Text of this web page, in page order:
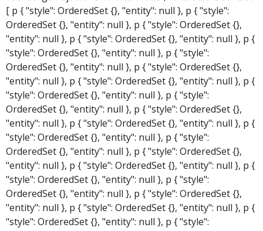
[ p { "style": OrderedSet {}, "entity": null }, p { "style":
OrderedSet {}, "entity": null }, p { "style": OrderedSet {},
"entity": null }, p { "style": OrderedSet {}, "entity": null }, p {
"style": OrderedSet {}, "entity": null }, p { "style":
OrderedSet {}, "entity": null }, p { "style": OrderedSet {},
"entity": null }, p { "style": OrderedSet {}, "entity": null }, p {
"style": OrderedSet {}, "entity": null }, p { "style":
OrderedSet {}, "entity": null }, p { "style": OrderedSet {},
"entity": null }, p { "style": OrderedSet {}, "entity": null }, p {
"style": OrderedSet {}, "entity": null }, p { "style":
OrderedSet {}, "entity": null }, p { "style": OrderedSet {},
"entity": null }, p { "style": OrderedSet {}, "entity": null }, p {
"style": OrderedSet {}, "entity": null }, p { "style":
OrderedSet {}, "entity": null }, p { "style": OrderedSet {},
"entity": null }, p { "style": OrderedSet {}, "entity": null }, p {
"style": OrderedSet {}, "entity": null }, p { "style":